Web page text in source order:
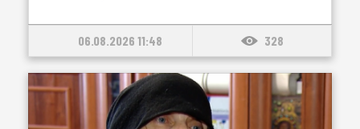
06.08.2026 11:48 328